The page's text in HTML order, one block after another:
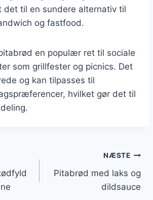
det til en sundere alternativ til
og fastfood.
en populær ret til sociale
som grillfester og picnics. Det
og kan tilpasses til
hvilket gør det til
NÆSTE
Pitabrød med laks og
dildsauce